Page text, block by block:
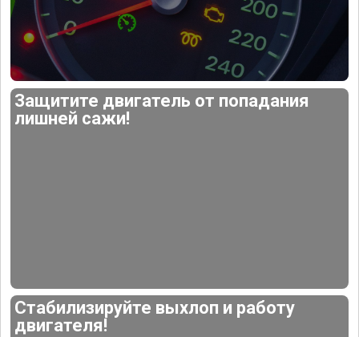
Защитите двигатель от попадания
лишней сажи!
Стабилизируйте выхлоп и работу
двигателя!